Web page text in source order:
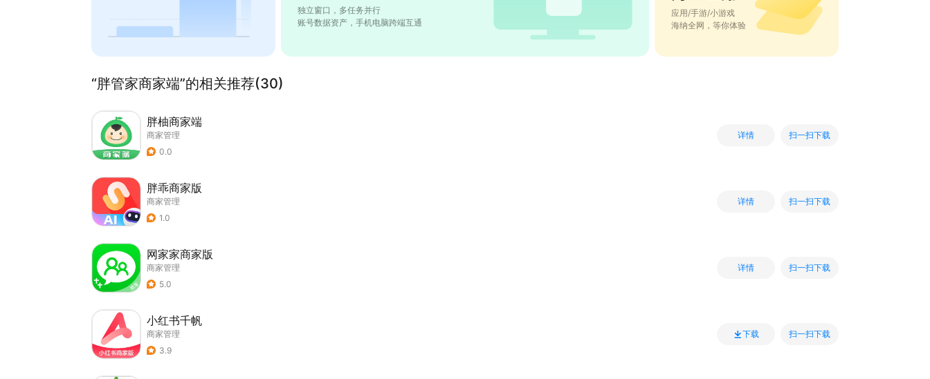
独立窗口，多任务并行
账号数据资产，手机电脑跨端互通
应用/手游/小游戏
海纳全网，等你体验
“胖管家商家端”的相关推荐(30)
胖柚商家端
商家管理
0.0
详情 扫一扫下载
胖乖商家版
商家管理
1.0
详情 扫一扫下载
网家家商家版
商家管理
5.0
详情 扫一扫下载
小红书千帆
商家管理
3.9
下载 扫一扫下载